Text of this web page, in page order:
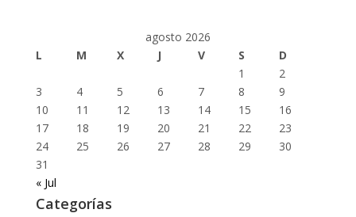
agosto 2026
L
M X J V S
D
1
2
3
4 5 6 7 8
9
10
11 12 13 14 15
16
17
18 19 20 21 22
23
24
25 26 27 28 29
30
31
« Jul
Categorías